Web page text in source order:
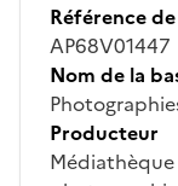
Référence
AP68V01447
Nom de la
Producteur